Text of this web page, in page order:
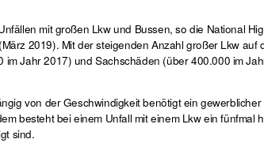
mit großen Lkw und Bussen, so die National
2019). Mit der steigenden Anzahl großer Lkw
Jahr 2017) und Sachschäden (über 400.000 im
von der Geschwindigkeit benötigt ein
besteht bei einem Unfall mit einem Lkw ein fünfmal
sind.